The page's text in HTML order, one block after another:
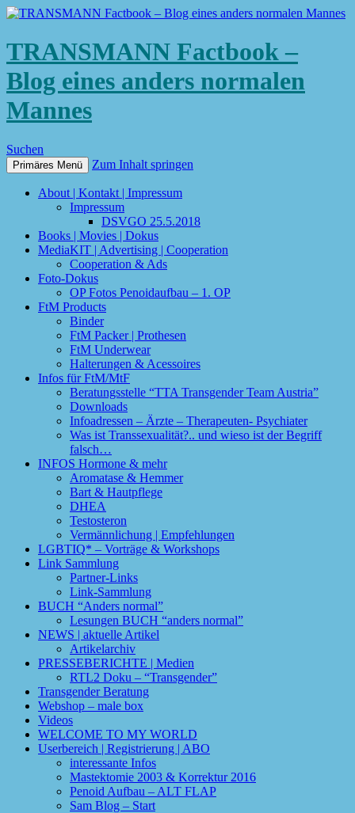
TRANSMANN Factbook –
Blog eines anders normalen
Mannes
Suchen
Primäres Menü Zum Inhalt springen
About | Kontakt | Impressum
Impressum
DSVGO 25.5.2018
Books | Movies | Dokus
MediaKIT | Advertising | Cooperation
Cooperation & Ads
Foto-Dokus
OP Fotos Penoidaufbau – 1. OP
FtM Products
Binder
FtM Packer | Prothesen
FtM Underwear
Halterungen & Acessoires
Infos für FtM/MtF
Beratungsstelle “TTA Transgender Team Austria”
Downloads
Infoadressen – Ärzte – Therapeuten- Psychiater
Was ist Transsexualität?.. und wieso ist der Begriff
falsch…
INFOS Hormone & mehr
Aromatase & Hemmer
Bart & Hautpflege
DHEA
Testosteron
Vermännlichung | Empfehlungen
LGBTIQ* – Vorträge & Workshops
Link Sammlung
Partner-Links
Link-Sammlung
BUCH “Anders normal”
Lesungen BUCH “anders normal”
NEWS | aktuelle Artikel
Artikelarchiv
PRESSEBERICHTE | Medien
RTL2 Doku – “Transgender”
Transgender Beratung
Webshop – male box
Videos
WELCOME TO MY WORLD
Userbereich | Registrierung | ABO
interessante Infos
Mastektomie 2003 & Korrektur 2016
Penoid Aufbau – ALT FLAP
Sam Blog – Start